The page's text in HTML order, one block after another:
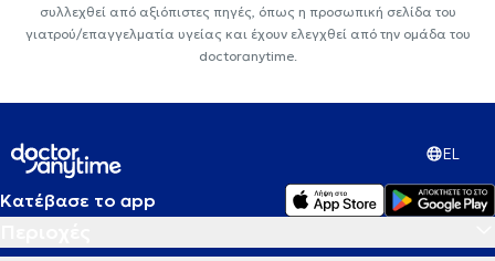
συλλεχθεί από αξιόπιστες πηγές, όπως η προσωπική σελίδα του
γιατρού/επαγγελματία υγείας και έχουν ελεγχθεί από την ομάδα του
doctoranytime.
EL
Κατέβασε το app